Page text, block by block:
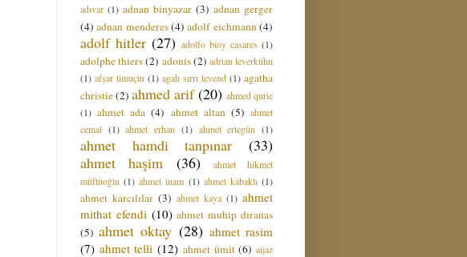
adıvar (1) adnan binyazar (3) adnan gerger
(4) adnan menderes(4) adolf eichmann (4)
adolf hitler (27) adolfo bioy casares (1)
adolphe thiers(2) adonis(2) adrian leverkühn
(1) afşar timuçin (1) agah sırrı levend (1) agatha
christie(2) ahmed arif (20) ahmed qurie
(1) ahmet ada (4) ahmet altan (5) ahmet
cemal (1) ahmet erhan (1) ahmet ertegün (1)
ahmet hamdi tanpınar
(33)
ahmet haşim
(36)
ahmet hikmet
müftüoğlu (1) ahmet inam (1) ahmet kabaklı (1)
ahmet karcılılar (3) ahmet kaya (1) ahmet
mithat efendi (10) ahmet muhip dıranas
(5) ahmet oktay (28) ahmet rasim
(7) ahmet telli (12) ahmet ümit (6) aijaz